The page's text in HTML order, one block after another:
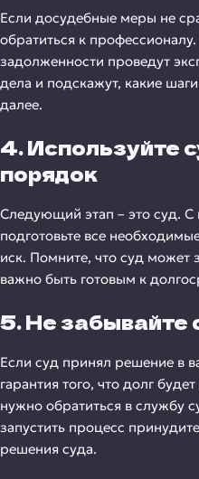
Если досудебные меры не
обратиться к
задолженности проведут
дела и подскажут, какие
далее.
4. Используйте
порядок
Следующий этап – это суд.
подготовьте все
иск. Помните, что суд может
важно быть готовым к
5. Не забывайте
Если суд принял решение в
гарантия того, что долг
нужно обратиться в службу
запустить процесс
решения суда.